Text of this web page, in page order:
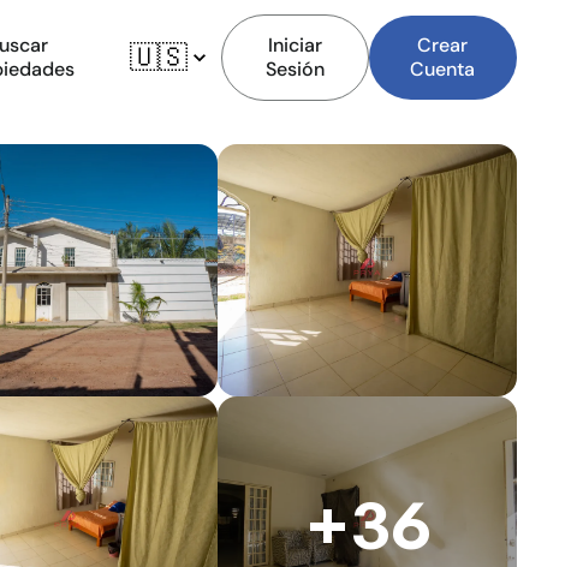
🇺🇸
Iniciar
Sesión
Crear
Cuenta
+36